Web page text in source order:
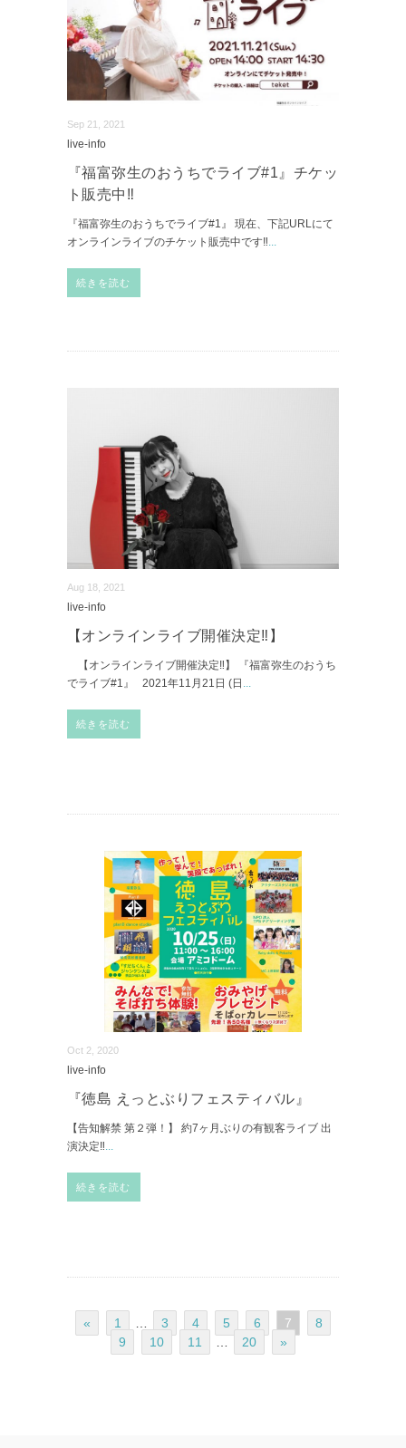
Sep 21, 2021
live-info
『福富弥生のおうちでライブ#1』チケッ
ト販売中‼︎
『福富弥生のおうちでライブ#1』 現在、下記URLにて
オンラインライブのチケット販売中です‼︎...
続きを読む
Aug 18, 2021
live-info
【オンラインライブ開催決定‼︎】
【オンラインライブ開催決定‼︎】 『福富弥生のおうち
でライブ#1』 2021年11月21日 (日 ...
続きを読む
Oct 2, 2020
live-info
『徳島 えっとぶりフェスティバル』
【告知解禁 第２弾！】 約7ヶ月ぶりの有観客ライブ 出
演決定‼︎...
続きを読む
« 1 3 4 5 6 7
8
9
10 11 20 »